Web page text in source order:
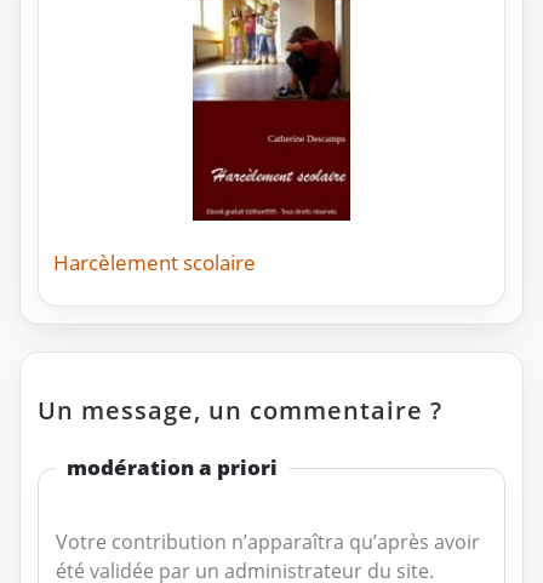
Harcèlement scolaire
Un message, un commentaire ?
modération a priori
Votre contribution n’apparaîtra qu’après avoir
été validée par un administrateur du site.